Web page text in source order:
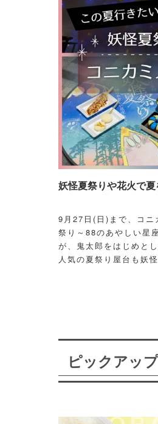
妖怪夏祭りや花火で
9月27日(日)まで、コニ
祭り～88のあやしい星
が、鬼太郎をはじめと
人気の夏祭り屋台も妖
ピックアップ